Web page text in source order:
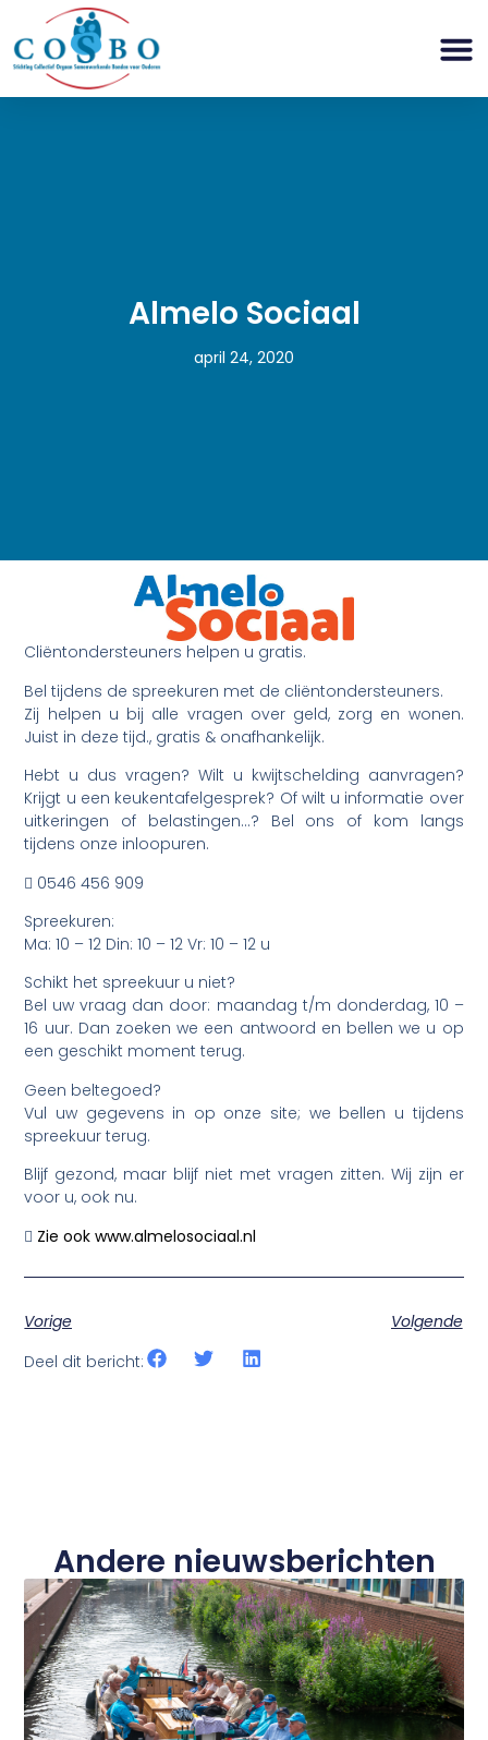
Almelo Sociaal
april 24, 2020
Cliëntondersteuners helpen u gratis.
Bel tijdens de spreekuren met de cliëntondersteuners.
Zij helpen u bij alle vragen over geld, zorg en wonen.
Juist in deze tijd., gratis & onafhankelijk.
Hebt u dus vragen? Wilt u kwijtschelding aanvragen?
Krijgt u een keukentafelgesprek? Of wilt u informatie over
uitkeringen of belastingen…? Bel ons of kom langs
tijdens onze inloopuren.
 0546 456 909
Spreekuren:
Ma: 10 – 12 Din: 10 – 12 Vr: 10 – 12 u
Schikt het spreekuur u niet?
Bel uw vraag dan door: maandag t/m donderdag, 10 –
16 uur. Dan zoeken we een antwoord en bellen we u op
een geschikt moment terug.
Geen beltegoed?
Vul uw gegevens in op onze site; we bellen u tijdens
spreekuur terug.
Blijf gezond, maar blijf niet met vragen zitten. Wij zijn er
voor u, ook nu.
 Zie ook www.almelosociaal.nl
Vorige
Volgende
Deel dit bericht:
Andere nieuwsberichten